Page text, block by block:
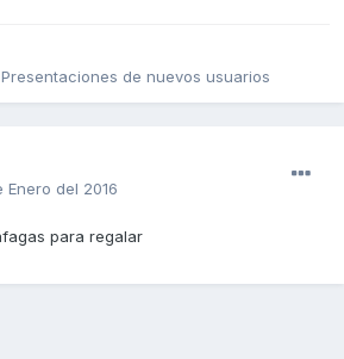
Presentaciones de nuevos usuarios
Enero del 2016
para regalar